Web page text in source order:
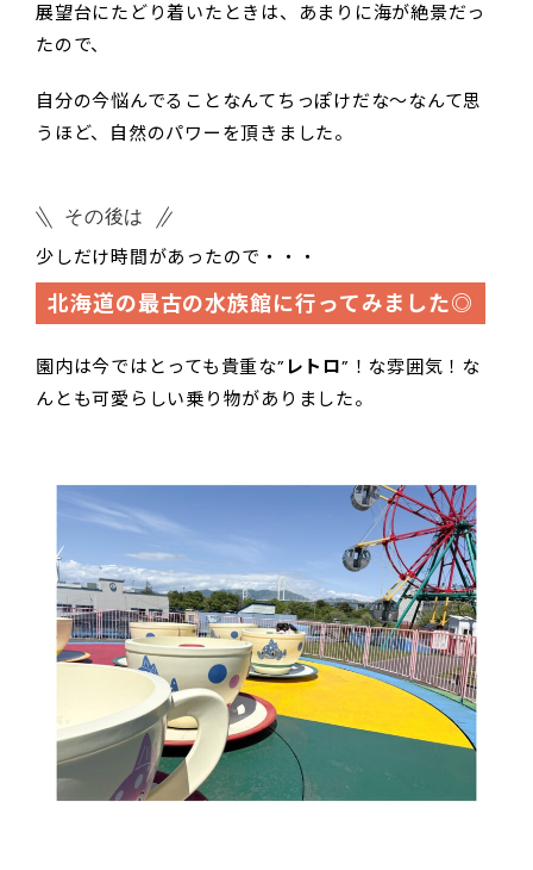
展望台にたどり着いたときは、あまりに海が絶景だっ
たので、
自分の今悩んでることなんてちっぽけだな～なんて思
うほど、自然のパワーを頂きました。
その後は
少しだけ時間があったので・・・
北海道の最古の水族館に行ってみました◎
園内は今ではとっても貴重な”レトロ”！な雰囲気！な
んとも可愛らしい乗り物がありました。